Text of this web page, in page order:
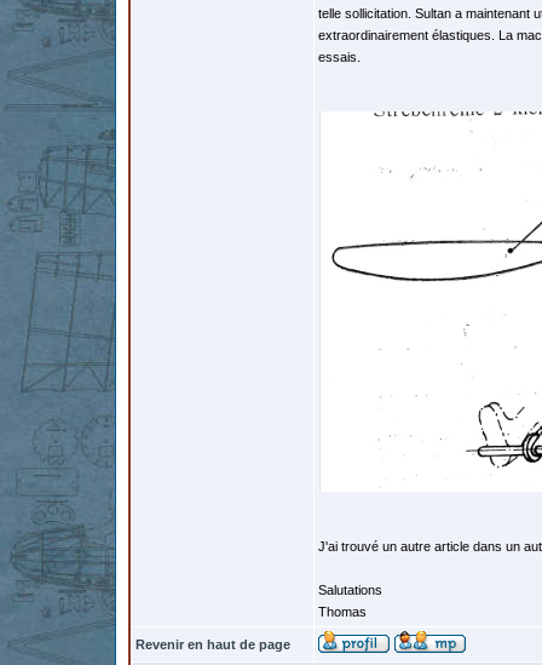
telle sollicitation. Sultan a maintenant
extraordinairement élastiques. La
essais.
J'ai trouvé un autre article dans un
Salutations
Thomas
Revenir en haut de page